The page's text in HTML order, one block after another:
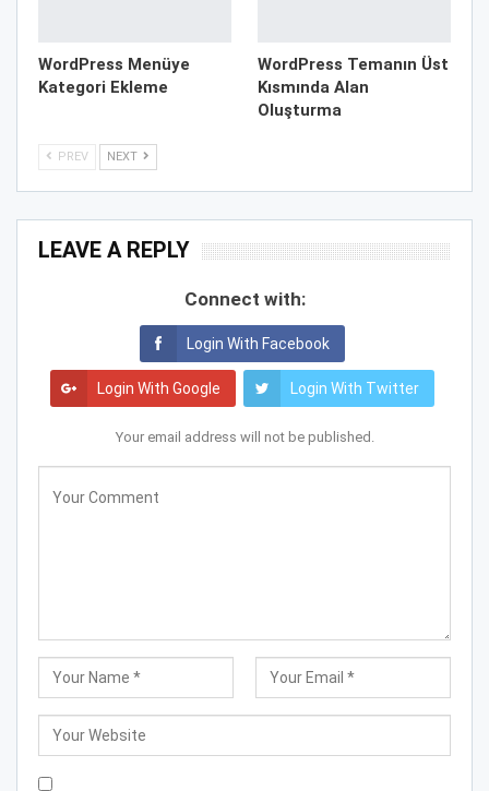
WordPress Menüye
Kategori Ekleme
WordPress Temanın Üst
Kısmında Alan
Oluşturma
PREV NEXT
LEAVE A REPLY
Connect with:
Login With Facebook
Login With Google Login With Twitter
Your email address will not be published.